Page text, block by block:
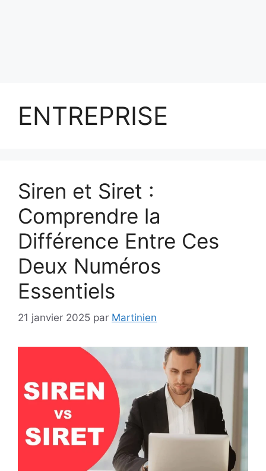
ENTREPRISE
Siren et Siret :
Comprendre la
Différence Entre Ces
Deux Numéros
Essentiels
21 janvier 2025 par Martinien